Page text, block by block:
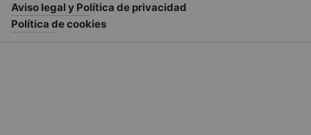
Aviso legal y Política de privacidad
Política de cookies